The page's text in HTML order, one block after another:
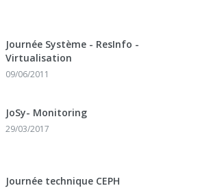
Journée Système - ResInfo -
Virtualisation
09/06/2011
JoSy- Monitoring
29/03/2017
Journée technique CEPH